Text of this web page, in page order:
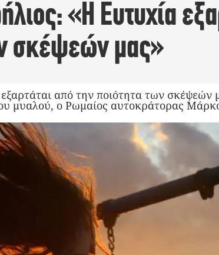
«Η Ευτυχία
σκέψεών μας»
από την ποιότητα των σκέψεών
μυαλού, ο Ρωμαίος αυτοκράτορας